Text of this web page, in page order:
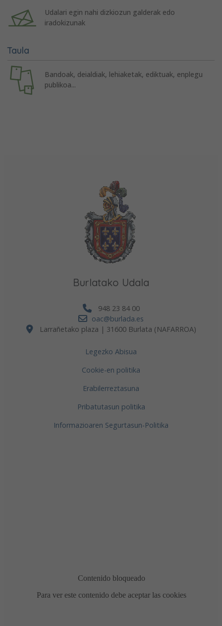
Udalari egin nahi dizkiozun galderak edo
iradokizunak
Taula
Bandoak, deialdiak, lehiaketak, ediktuak, enplegu
publikoa...
Burlatako Udala
948 23 84 00
oac@burlada.es
Larrañetako plaza | 31600 Burlata (NAFARROA)
Legezko Abisua
Cookie-en politika
Erabilerreztasuna
Pribatutasun politika
Informazioaren Segurtasun-Politika